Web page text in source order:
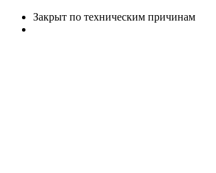
Закрыт по техническим причинам